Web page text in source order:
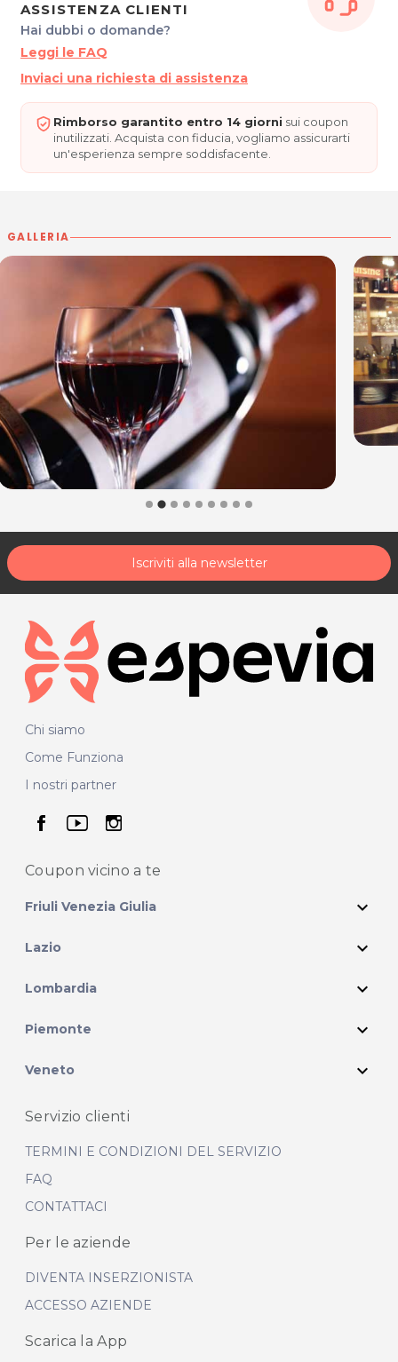
Per ulteriori informazioni sull'offerta o sulle modalità di acquisto
scrivi a posta@espevia.it
ASSISTENZA CLIENTI
Hai dubbi o domande?
Leggi le FAQ
Inviaci una richiesta di assistenza
Rimborso garantito entro 14 giorni sui coupon
inutilizzati. Acquista con fiducia, vogliamo assicurarti
un'esperienza sempre soddisfacente.
GALLERIA
Iscriviti alla newsletter
Chi siamo
Come Funziona
I nostri partner
seguici su facebook
seguici su youtube
seguici su instagram
Coupon vicino a te
Friuli Venezia Giulia expand_more
Lazio expand_more
Lombardia expand_more
Piemonte expand_more
Veneto expand_more
Servizio clienti
TERMINI E CONDIZIONI DEL SERVIZIO
FAQ
CONTATTACI
Per le aziende
DIVENTA INSERZIONISTA
ACCESSO AZIENDE
Scarica la App